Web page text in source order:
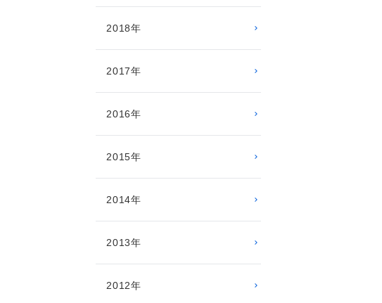
2018年
2017年
2016年
2015年
2014年
2013年
2012年